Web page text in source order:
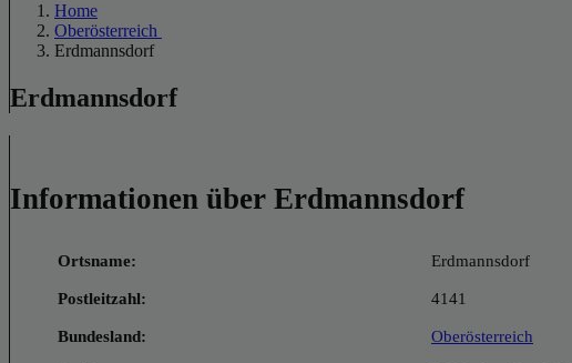
Home
Oberösterreich
Erdmannsdorf
Erdmannsdorf
Informationen über Erdmannsdorf
Ortsname: Erdmannsdorf
Postleitzahl: 4141
Bundesland: Oberösterreich